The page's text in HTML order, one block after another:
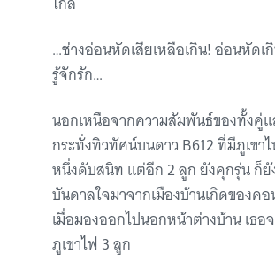
…ช่างอ่อนหัดเสียเหลือเกิน! อ่อนหัดเ
รู้จักรัก…
นอกเหนือจากความสัมพันธ์ของทั้งคู่
กระทั่งทิวทัศน์บนดาว B612 ที่มีภูเขา
หนึ่งดับสนิท แต่อีก 2 ลูก ยังคุกรุ่น ก็ยั
บันดาลใจมาจากเมืองบ้านเกิดของคอ
เมื่อมองออกไปนอกหน้าต่างบ้าน เธอ
ภูเขาไฟ 3 ลูก